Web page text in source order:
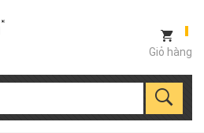
Giỏ hàng